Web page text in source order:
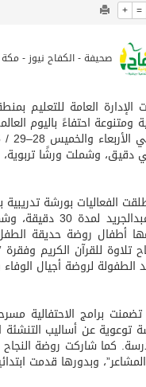
+ =
صحيفة - الكفاح نيوز - مكة
الإدارة العامة للتعليم
ومتنوعة احتفاءً باليوم
دقيق، وشملت ورشًا
الفعاليات بورشة
د.
أطفال روضة حديقة
تلاوة للقرآن الكريم
الطفولة لروضة أجيال الوفاء
برامج الاحتفالية
كما شاركت روضة
وبدورها قدمت